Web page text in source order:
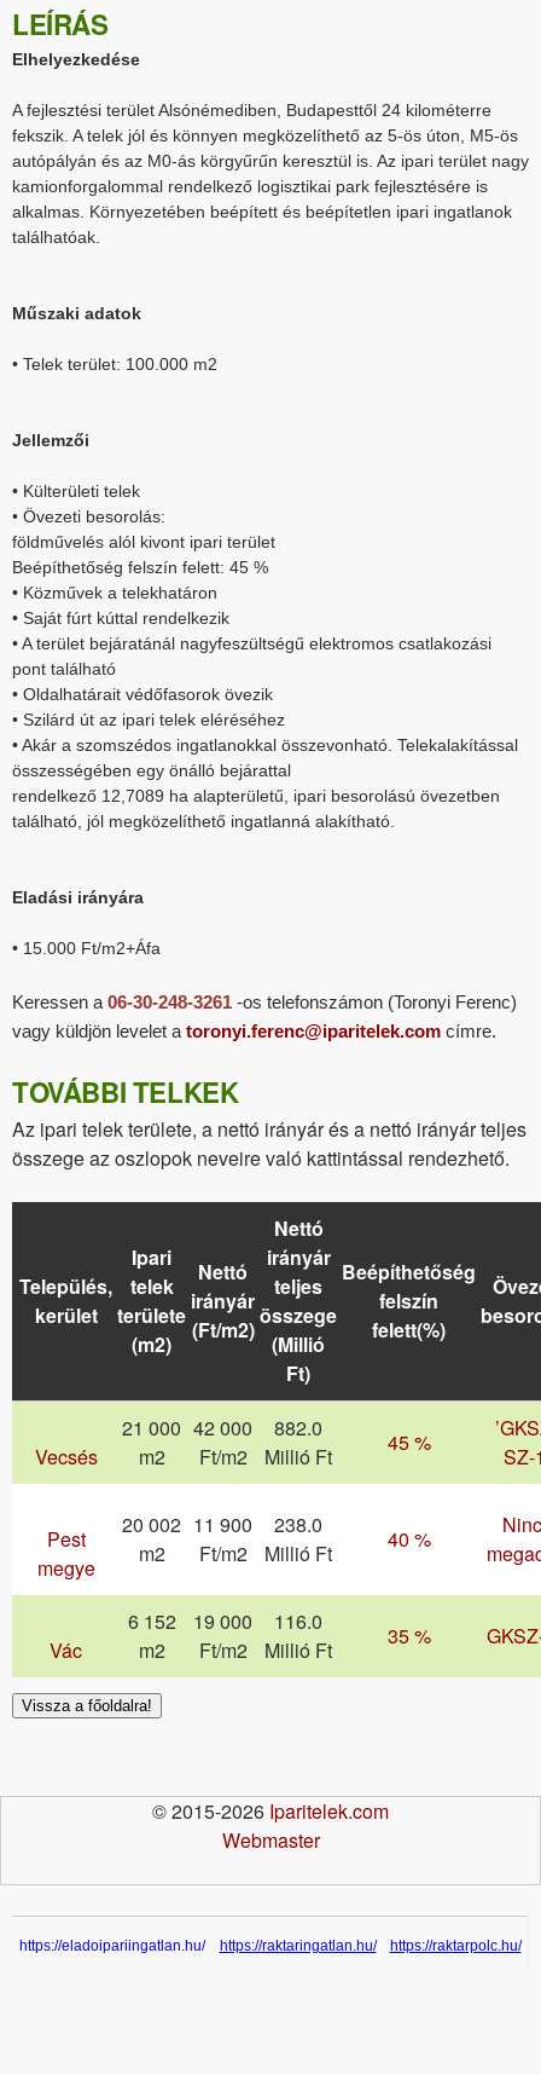
LEÍRÁS
Elhelyezkedése
A fejlesztési terület Alsónémediben, Budapesttől 24 kilométerre
fekszik. A telek jól és könnyen megközelíthető az 5-ös úton, M5-ös
autópályán és az M0-ás körgyűrűn keresztül is. Az ipari terület nagy
kamionforgalommal rendelkező logisztikai park fejlesztésére is
alkalmas. Környezetében beépített és beépítetlen ipari ingatlanok
találhatóak.
Műszaki adatok
• Telek terület: 100.000 m2
Jellemzői
• Külterületi telek
• Övezeti besorolás:
földművelés alól kivont ipari terület
Beépíthetőség felszín felett: 45 %
• Közművek a telekhatáron
• Saját fúrt kúttal rendelkezik
• A terület bejáratánál nagyfeszültségű elektromos csatlakozási
pont található
• Oldalhatárait védőfasorok övezik
• Szilárd út az ipari telek eléréséhez
• Akár a szomszédos ingatlanokkal összevonható. Telekalakítással
összességében egy önálló bejárattal
rendelkező 12,7089 ha alapterületű, ipari besorolású övezetben
található, jól megközelíthető ingatlanná alakítható.
Eladási irányára
• 15.000 Ft/m2+Áfa
Keressen a06-30-248-3261 -os telefonszámon (Toronyi Ferenc)
vagy küldjön levelet a toronyi.ferenc@iparitelek.com címre.
TOVÁBBI TELKEK
Az ipari telek területe, a nettó irányár és a nettó irányár teljes
összege az oszlopok neveire való kattintással rendezhető.
Település,
kerület
Ipari
telek
területe
(m2)
Nettó
irányár
(Ft/m2)
Nettó
irányár
teljes
összege
(Millió
Ft)
Beépíthetőség
felszín
felett(%)
Vecsés
21 000
m2
42 000
Ft/m2
882.0
Millió Ft
45 %
SZ-
Pest
megye
20 002
m2
11 900
Ft/m2
238.0
Millió Ft
40 %
Vác
6 152
m2
19 000
Ft/m2
116.0
Millió Ft
35 %
Vissza a főoldalra!
© 2015-2026 Iparitelek.com
Webmaster
https://eladoipariingatlan.hu/ https://raktaringatlan.hu/ https://raktarpolc.hu/